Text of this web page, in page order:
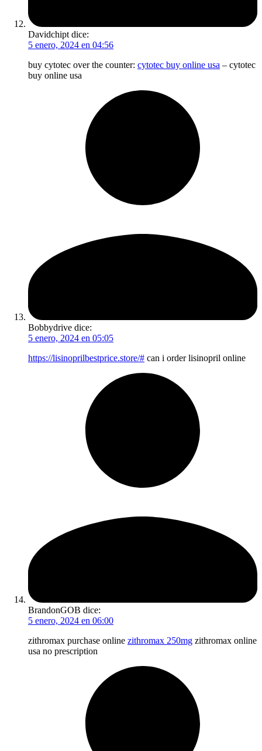
Davidchipt dice:
5 enero, 2024 en 04:56
buy cytotec over the counter: cytotec buy online usa – cytotec
buy online usa
Bobbydrive dice:
5 enero, 2024 en 05:05
https://lisinoprilbestprice.store/# can i order lisinopril online
BrandonGOB dice:
5 enero, 2024 en 06:00
zithromax purchase online zithromax 250mg zithromax online
usa no prescription